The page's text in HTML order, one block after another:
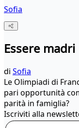
Sofia
Essere madri
di Sofia
Le Olimpiadi di
pari opportunità
parità in famiglia?
Iscriviti alla